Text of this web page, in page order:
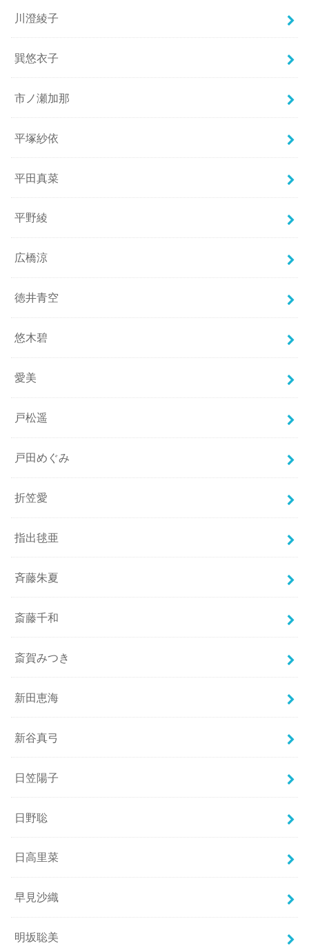
川澄綾子
巽悠衣子
市ノ瀬加那
平塚紗依
平田真菜
平野綾
広橋涼
徳井青空
悠木碧
愛美
戸松遥
戸田めぐみ
折笠愛
指出毬亜
斉藤朱夏
斎藤千和
斎賀みつき
新田恵海
新谷真弓
日笠陽子
日野聡
日高里菜
早見沙織
明坂聡美